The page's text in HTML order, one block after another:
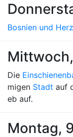
Bosnien und
Die
migen Stadt auf
eb auf.
Montag,